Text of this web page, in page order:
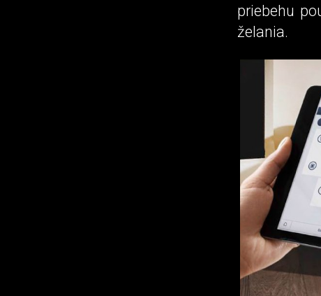
priebehu
želania.